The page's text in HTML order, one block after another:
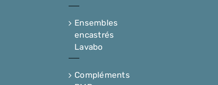
Ensembles
encastrés
Lavabo
Compléments